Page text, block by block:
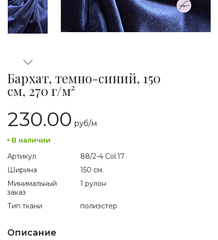
Бархат, темно-синий, 150
см, 270 г/м²
230.00 руб/м
В наличии
Артикул
88/2-4 Col.17
Ширина
150 см.
Минимальный
заказ
1 рулон
Тип ткани полиэстер
Описание